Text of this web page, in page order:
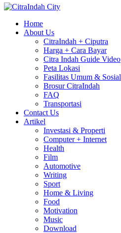
Home
About Us
CitraIndah + Ciputra
Harga + Cara Bayar
Citra Indah Guide Video
Peta Lokasi
Fasilitas Umum & Sosial
Brosur CitraIndah
FAQ
Transportasi
Contact Us
Artikel
Investasi & Properti
Computer + Internet
Health
Film
Automotive
Writing
Sport
Home & Living
Food
Motivation
Music
Download